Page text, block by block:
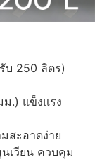
บ 250 ลิตร)
.) แข็งแรง
สะอาดง่าย
เวียน ควบคุม